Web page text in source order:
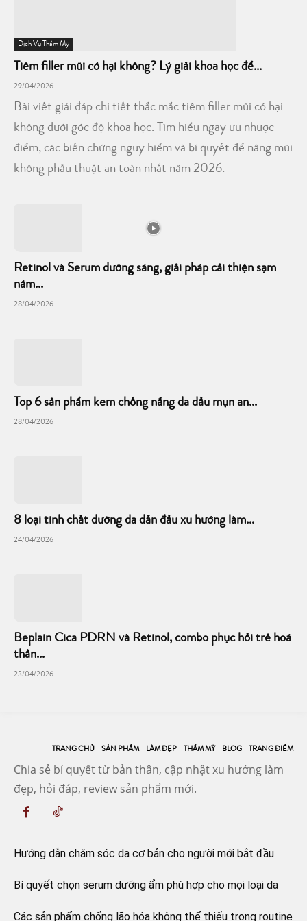
Dịch Vụ Thẩm Mỹ
Tiêm filler mũi có hại không? Lý giải khoa học để...
29/04/2026
Bài viết giải đáp chi tiết thắc mắc tiêm filler mũi có hại
không dưới góc độ khoa học. Tìm hiểu ngay ưu nhược
điểm, các biến chứng nguy hiểm và bí quyết để nâng mũi
không phẫu thuật an toàn nhất năm 2026.
Retinol và Serum dưỡng sáng, giải pháp cải thiện sạm
nám...
28/04/2026
Top 6 sản phẩm kem chống nắng da dầu mụn an...
28/04/2026
8 loại tinh chất dưỡng da dẫn đầu xu hướng làm...
24/04/2026
Beplain Cica PDRN và Retinol, combo phục hồi trẻ hoá
thần...
23/04/2026
TRANG CHỦ SẢN PHẨM LÀM ĐẸP THẨM MỸ BLOG TRANG ĐIỂM
Chia sẻ bí quyết từ bản thân, cập nhật xu hướng làm
đẹp, hỏi đáp, review sản phẩm mới.
Hướng dẫn chăm sóc da cơ bản cho người mới bắt đầu
Bí quyết chọn serum dưỡng ẩm phù hợp cho mọi loại da
Các sản phẩm chống lão hóa không thể thiếu trong routine